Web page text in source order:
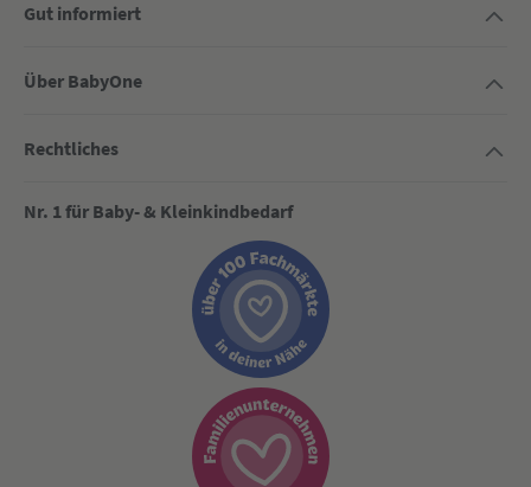
Gut informiert
Über BabyOne
Rechtliches
Nr. 1 für Baby- & Kleinkindbedarf